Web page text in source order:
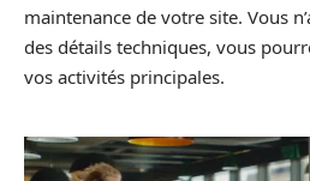
maintenance de votre site. Vous
des détails techniques, vous
vos activités principales.